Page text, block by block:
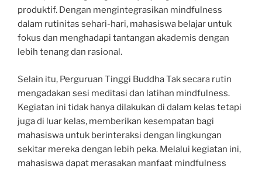
produktif. Dengan mengintegrasikan mindfulness
dalam rutinitas sehari-hari, mahasiswa belajar untuk
fokus dan menghadapi tantangan akademis dengan
lebih tenang dan rasional.
Selain itu, Perguruan Tinggi Buddha Tak secara rutin
mengadakan sesi meditasi dan latihan mindfulness.
Kegiatan ini tidak hanya dilakukan di dalam kelas tetapi
juga di luar kelas, memberikan kesempatan bagi
mahasiswa untuk berinteraksi dengan lingkungan
sekitar mereka dengan lebih peka. Melalui kegiatan ini,
mahasiswa dapat merasakan manfaat mindfulness